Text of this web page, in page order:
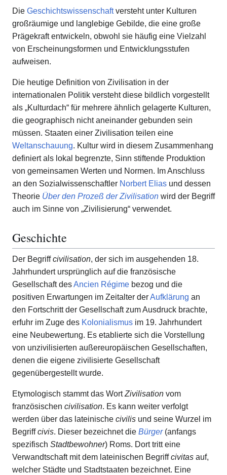
Die Geschichtswissenschaftversteht unter Kulturen
großräumige und langlebige Gebilde, die eine große
Prägekraft entwickeln, obwohl sie häufig eine Vielzahl
von Erscheinungsformen und Entwicklungsstufen
aufweisen.
Die heutige Definition von Zivilisation in der
internationalen Politik versteht diese bildlich vorgestellt
als „Kulturdach“ für mehrere ähnlich gelagerte Kulturen,
die geographisch nicht aneinander gebunden sein
müssen. Staaten einer Zivilisation teilen eine
Weltanschauung. Kultur wird in diesem Zusammenhang
definiert als lokal begrenzte, Sinn stiftende Produktion
von gemeinsamen Werten und Normen. Im Anschluss
an den Sozialwissenschaftler Norbert Elias und dessen
Theorie Über den Prozeß der Zivilisation wird der Begriff
auch im Sinne von „Zivilisierung“ verwendet.
Geschichte
Der Begriffcivilisation, der sich im ausgehenden 18.
Jahrhundert ursprünglich auf die französische
Gesellschaft desAncien Régime bezog und die
positiven Erwartungen im Zeitalter derAufklärung an
den Fortschritt der Gesellschaft zum Ausdruck brachte,
erfuhr im Zuge des Kolonialismus im 19. Jahrhundert
eine Neubewertung. Es etablierte sich die Vorstellung
von unzivilisierten außereuropäischen Gesellschaften,
denen die eigene zivilisierte Gesellschaft
gegenübergestellt wurde.
Etymologisch stammt das WortZivilisation vom
französischen civilisation. Es kann weiter verfolgt
werden über das lateinische civilis und seine Wurzel im
Begriffcivis. Dieser bezeichnet die Bürger(anfangs
spezifisch Stadtbewohner) Roms. Dort tritt eine
Verwandtschaft mit dem lateinischen Begriffcivitas auf,
welcher Städte und Stadtstaaten bezeichnet. Eine